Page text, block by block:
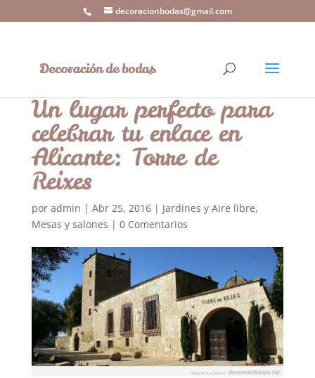
decoracionbodas@gmail.com
Un lugar perfecto para
celebrar tu enlace en
Alicante: Torre de
Reixes
por admin | Abr 25, 2016| Jardines y Aire libre,
Mesas y salones | 0 Comentarios